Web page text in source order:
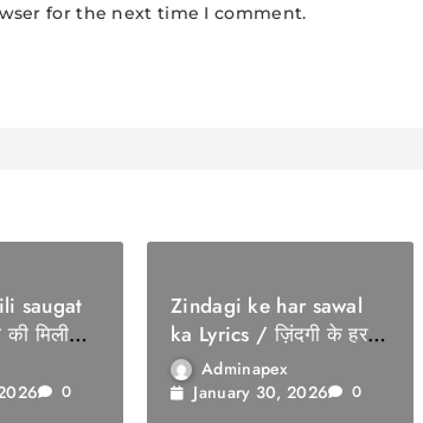
for the next time I comment.
saugat
मिली
0
Zindagi ke har sawal
ka Lyrics / ज़िंदगी के हर
सवाल का
Adminapex
January 30, 2026
0